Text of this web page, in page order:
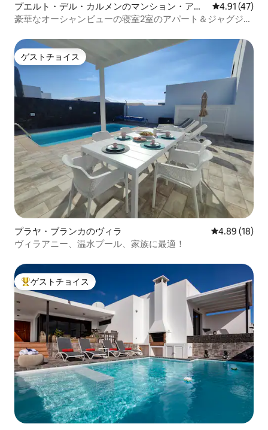
プエルト・デル・カルメンのマンション・アパ
ート
レビュー47
4.91 (47)
豪華なオーシャンビューの寝室2室のアパート＆ジャグジ
ゲストチョイス
ゲストチョイス
プラヤ・ブランカのヴィラ レビュー18
4.89 (18)
ヴィラアニー、温水プール、家族に最適！
大好評のゲストチョイスです。
ゲストチョイス